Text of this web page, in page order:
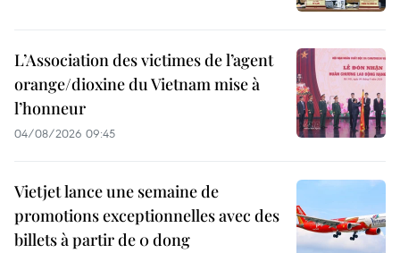
L’Association des victimes de l’agent
orange/dioxine du Vietnam mise à
l’honneur
04/08/2026 09:45
Vietjet lance une semaine de
promotions exceptionnelles avec des
billets à partir de 0 dong